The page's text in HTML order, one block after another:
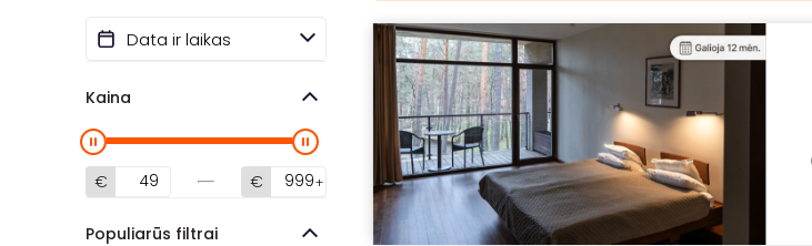
Kretinga
Kaunas
11
Klaipėda
10
Panevėžys
7
Varėnos r.
Kaina
€ €
Populiarūs filtrai